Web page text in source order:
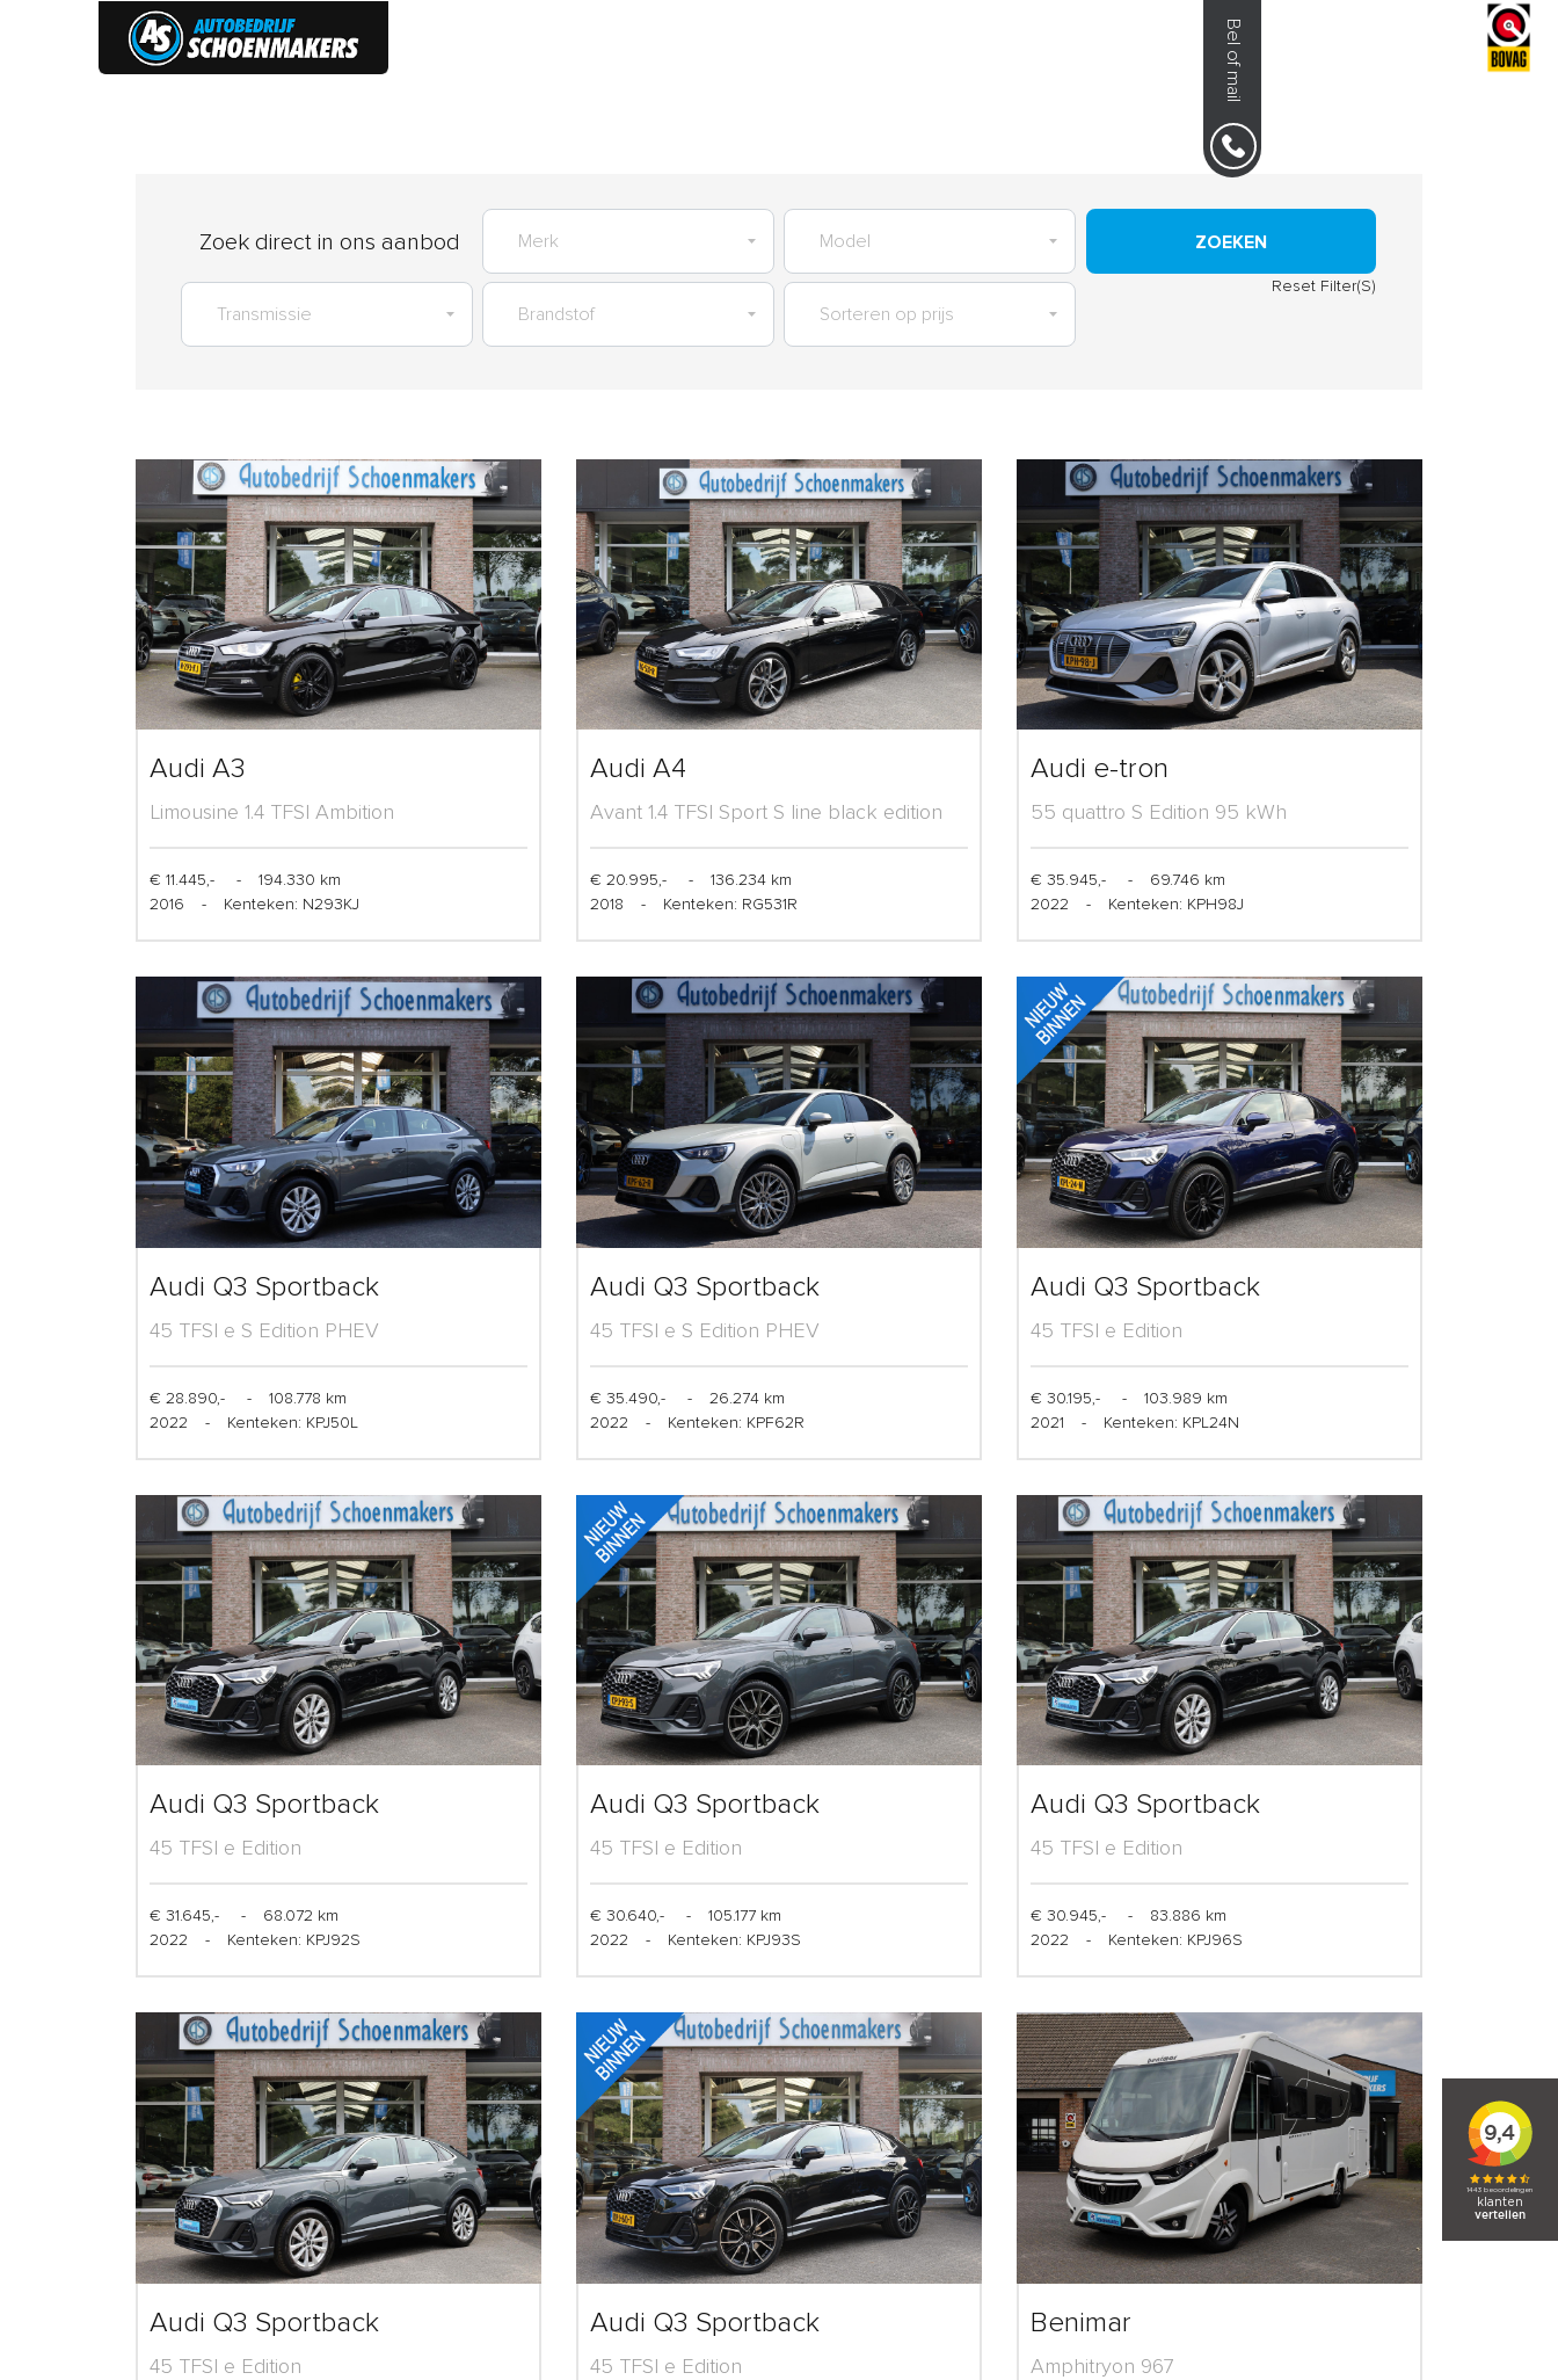
Bel of mail
Zoek direct in ons aanbod ZOEKEN
Reset Filter(S)
Audi A3
Limousine 1.4 TFSI Ambition
€ 11.445,- -
194.330 km
2016
- Kenteken: N293KJ
Audi A4
Avant 1.4 TFSI Sport S line black edition
€ 20.995,- -
136.234 km
2018
- Kenteken: RG531R
Audi e-tron
55 quattro S Edition 95 kWh
€ 35.945,- -
69.746 km
2022
- Kenteken: KPH98J
Audi Q3 Sportback
45 TFSI e S Edition PHEV
€ 28.890,- -
108.778 km
2022
- Kenteken: KPJ50L
Audi Q3 Sportback
45 TFSI e S Edition PHEV
€ 35.490,- -
26.274 km
2022
- Kenteken: KPF62R
Audi Q3 Sportback
45 TFSI e Edition
€ 30.195,- -
103.989 km
2021
- Kenteken: KPL24N
Audi Q3 Sportback
45 TFSI e Edition
€ 31.645,- -
68.072 km
2022
- Kenteken: KPJ92S
Audi Q3 Sportback
45 TFSI e Edition
€ 30.640,- -
105.177 km
2022
- Kenteken: KPJ93S
Audi Q3 Sportback
45 TFSI e Edition
€ 30.945,- -
83.886 km
2022
- Kenteken: KPJ96S
Audi Q3 Sportback
45 TFSI e Edition
Audi Q3 Sportback
45 TFSI e Edition
Benimar
Amphitryon 967